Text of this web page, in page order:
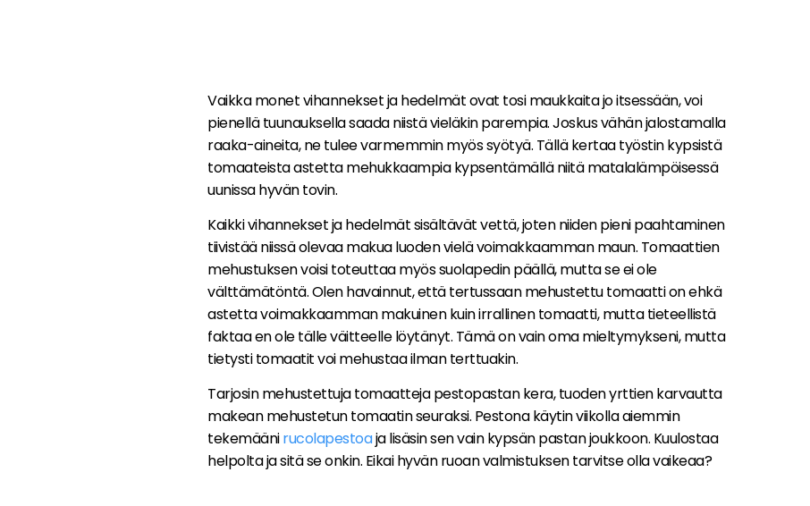
Vaikka monet vihannekset ja hedelmät ovat tosi maukkaita jo itsessään, voi
pienellä tuunauksella saada niistä vieläkin parempia. Joskus vähän jalostamalla
raaka-aineita, ne tulee varmemmin myös syötyä. Tällä kertaa työstin kypsistä
tomaateista astetta mehukkaampia kypsentämällä niitä matalalämpöisessä
uunissa hyvän tovin.
Kaikki vihannekset ja hedelmät sisältävät vettä, joten niiden pieni paahtaminen
tiivistää niissä olevaa makua luoden vielä voimakkaamman maun. Tomaattien
mehustuksen voisi toteuttaa myös suolapedin päällä, mutta se ei ole
välttämätöntä. Olen havainnut, että tertussaan mehustettu tomaatti on ehkä
astetta voimakkaamman makuinen kuin irrallinen tomaatti, mutta tieteellistä
faktaa en ole tälle väitteelle löytänyt. Tämä on vain oma mieltymykseni, mutta
tietysti tomaatit voi mehustaa ilman terttuakin.
Tarjosin mehustettuja tomaatteja pestopastan kera, tuoden yrttien karvautta
makean mehustetun tomaatin seuraksi. Pestona käytin viikolla aiemmin
tekemäänirucolapestoaja lisäsin sen vain kypsän pastan joukkoon. Kuulostaa
helpolta ja sitä se onkin. Eikai hyvän ruoan valmistuksen tarvitse olla vaikeaa?